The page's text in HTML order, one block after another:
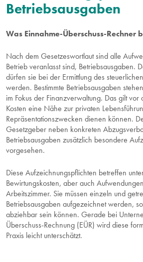
ÜBER UNS
Betriebsausgaben
Was Einnahme-Überschuss-Rechner
Nach dem Gesetzeswortlaut sind alle
Betrieb veranlasst sind, Betriebsausgaben.
dürfen sie bei der Ermittlung des
werden. Bestimmte Betriebsausgaben
im Fokus der Finanzverwaltung. Das gilt
Kosten eine Nähe zur privaten
Repräsentationszwecken dienen können.
Gesetzgeber neben konkreten
Betriebsausgaben zusätzlich besondere
vorgesehen.
Diese Aufzeichnungspflichten betreffen
Bewirtungskosten, aber auch
Arbeitszimmer. Sie müssen einzeln und
Betriebsausgaben aufgezeichnet werden,
abziehbar sein können. Gerade bei
Überschuss-Rechnung (EÜR) wird diese
Praxis leicht unterschätzt.